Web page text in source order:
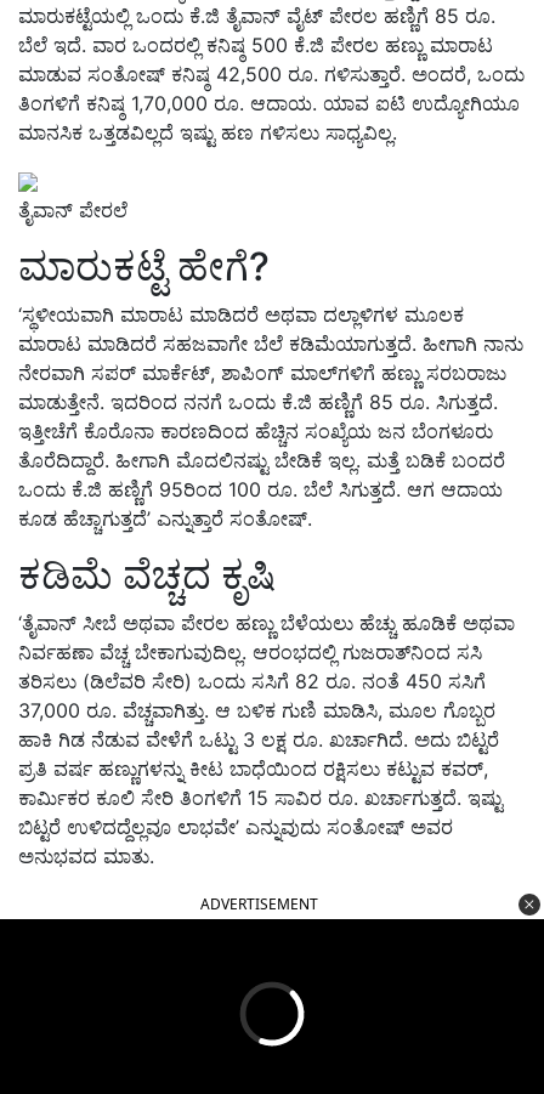
ಮಾರುಕಟ್ಟೆಯಲ್ಲಿ ಒಂದು ಕೆ.ಜಿ ತೈವಾನ್ ವೈಟ್ ಪೇರಲ ಹಣ್ಣಿಗೆ 85 ರೂ.
ಬೆಲೆ ಇದೆ. ವಾರ ಒಂದರಲ್ಲಿ ಕನಿಷ್ಠ 500 ಕೆ.ಜಿ ಪೇರಲ ಹಣ್ಣು ಮಾರಾಟ
ಮಾಡುವ ಸಂತೋಷ್ ಕನಿಷ್ಠ 42,500 ರೂ. ಗಳಿಸುತ್ತಾರೆ. ಅಂದರೆ, ಒಂದು
ತಿಂಗಳಿಗೆ ಕನಿಷ್ಠ 1,70,000 ರೂ. ಆದಾಯ. ಯಾವ ಐಟಿ ಉದ್ಯೋಗಿಯೂ
ಮಾನಸಿಕ ಒತ್ತಡವಿಲ್ಲದೆ ಇಷ್ಟು ಹಣ ಗಳಿಸಲು ಸಾಧ್ಯವಿಲ್ಲ.
ತೈವಾನ್ ಪೇರಲೆ
ಮಾರುಕಟ್ಟೆ ಹೇಗೆ?
‘ಸ್ಥಳೀಯವಾಗಿ ಮಾರಾಟ ಮಾಡಿದರೆ ಅಥವಾ ದಲ್ಲಾಳಿಗಳ ಮೂಲಕ
ಮಾರಾಟ ಮಾಡಿದರೆ ಸಹಜವಾಗೇ ಬೆಲೆ ಕಡಿಮೆಯಾಗುತ್ತದೆ. ಹೀಗಾಗಿ ನಾನು
ನೇರವಾಗಿ ಸಪರ್ ಮಾರ್ಕೆಟ್, ಶಾಪಿಂಗ್ ಮಾಲ್‌ಗಳಿಗೆ ಹಣ್ಣು ಸರಬರಾಜು
ಮಾಡುತ್ತೇನೆ. ಇದರಿಂದ ನನಗೆ ಒಂದು ಕೆ.ಜಿ ಹಣ್ಣಿಗೆ 85 ರೂ. ಸಿಗುತ್ತದೆ.
ಇತ್ತೀಚೆಗೆ ಕೊರೊನಾ ಕಾರಣದಿಂದ ಹೆಚ್ಚಿನ ಸಂಖ್ಯೆಯ ಜನ ಬೆಂಗಳೂರು
ತೊರೆದಿದ್ದಾರೆ. ಹೀಗಾಗಿ ಮೊದಲಿನಷ್ಟು ಬೇಡಿಕೆ ಇಲ್ಲ. ಮತ್ತೆ ಬಡಿಕೆ ಬಂದರೆ
ಒಂದು ಕೆ.ಜಿ ಹಣ್ಣಿಗೆ 95ರಿಂದ 100 ರೂ. ಬೆಲೆ ಸಿಗುತ್ತದೆ. ಆಗ ಆದಾಯ
ಕೂಡ ಹೆಚ್ಚಾಗುತ್ತದೆ’ ಎನ್ನುತ್ತಾರೆ ಸಂತೋಷ್.
ಕಡಿಮೆ ವೆಚ್ಚದ ಕೃಷಿ
‘ತೈವಾನ್ ಸೀಬೆ ಅಥವಾ ಪೇರಲ ಹಣ್ಣು ಬೆಳೆಯಲು ಹೆಚ್ಚು ಹೂಡಿಕೆ ಅಥವಾ
ನಿರ್ವಹಣಾ ವೆಚ್ಚ ಬೇಕಾಗುವುದಿಲ್ಲ. ಆರಂಭದಲ್ಲಿ ಗುಜರಾತ್‌ನಿಂದ ಸಸಿ
ತರಿಸಲು (ಡಿಲೆವರಿ ಸೇರಿ) ಒಂದು ಸಸಿಗೆ 82 ರೂ. ನಂತೆ 450 ಸಸಿಗೆ
37,000 ರೂ. ವೆಚ್ಚವಾಗಿತ್ತು. ಆ ಬಳಿಕ ಗುಣಿ ಮಾಡಿಸಿ, ಮೂಲ ಗೊಬ್ಬರ
ಹಾಕಿ ಗಿಡ ನೆಡುವ ವೇಳೆಗೆ ಒಟ್ಟು 3 ಲಕ್ಷ ರೂ. ಖರ್ಚಾಗಿದೆ. ಅದು ಬಿಟ್ಟರೆ
ಪ್ರತಿ ವರ್ಷ ಹಣ್ಣುಗಳನ್ನು ಕೀಟ ಬಾಧೆಯಿಂದ ರಕ್ಷಿಸಲು ಕಟ್ಟುವ ಕವರ್,
ಕಾರ್ಮಿಕರ ಕೂಲಿ ಸೇರಿ ತಿಂಗಳಿಗೆ 15 ಸಾವಿರ ರೂ. ಖರ್ಚಾಗುತ್ತದೆ. ಇಷ್ಟು
ಬಿಟ್ಟರೆ ಉಳಿದದ್ದೆಲ್ಲವೂ ಲಾಭವೇ’ ಎನ್ನುವುದು ಸಂತೋಷ್ ಅವರ
ಅನುಭವದ ಮಾತು.
ADVERTISEMENT